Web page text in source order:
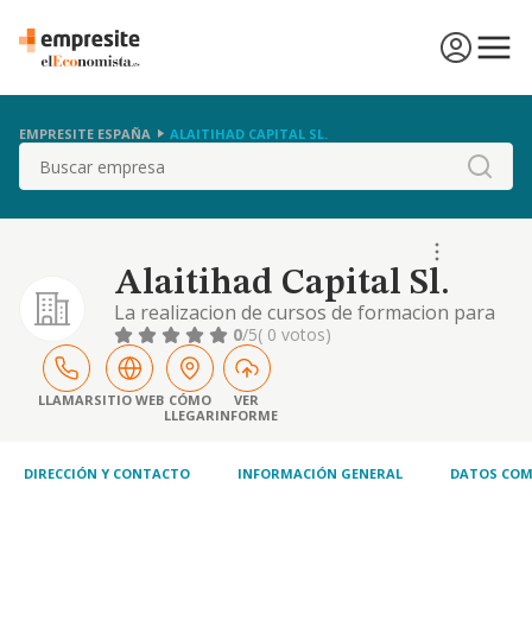
EMPRESITE ESPAÑA ALAITIHAD CAPITAL SL.
Buscar
Alaitihad Capital Sl.
La realizacion de cursos de formacion para
profesionales en el ambito de la salud..
0/5( 0 votos)
LLAMARSITIO WEB CÓMO
LLEGAR
VER
INFORME
DIRECCIÓN Y CONTACTO INFORMACIÓN GENERAL DATOS